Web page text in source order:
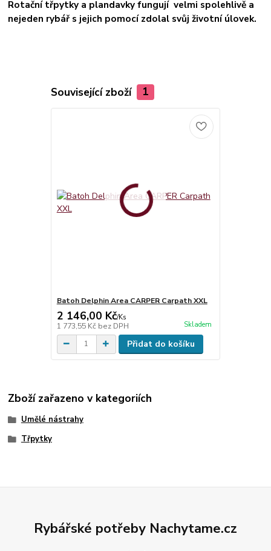
Rotační třpytky a plandavky fungují velmi spolehlivě a
nejeden rybář s jejich pomocí zdolal svůj životní úlovek.
Související zboží 1
Batoh Delphin Area CARPER Carpath XXL
2 146,00 Kč/Ks
1 773,55 Kč bez DPH Skladem
Přidat do košíku
Zboží zařazeno v kategoriích
Umělé nástrahy
Třpytky
Rybářské potřeby Nachytame.cz